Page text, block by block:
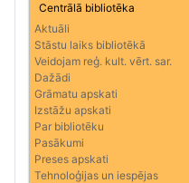
Centrālā bibliotēka
Aktuāli
Stāstu laiks bibliotēkā
Veidojam reģ. kult. vērt. sar.
Dažādi
Grāmatu apskati
Izstāžu apskati
Par bibliotēku
Pasākumi
Preses apskati
Tehnoloģijas un iespējas